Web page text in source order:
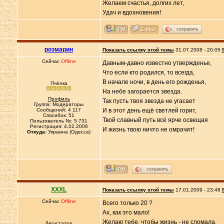
Желаем счастья, долгих лет,
Удач и вдохновения!
сохранить
розмарин Показать ссылку этой темы 31.07.2008 - 20:05
Сейчас Offline
Пчёлка
Профиль
Группа: Модераторы
Сообщений: 4 117
Спасибок: 51
Пользователь №: 5 731
Регистрация: 4.02.2006
Откуда: Украина (Одесса)
Давным-давно известно утвержденье,
Что если кто родился, то всегда,
В начале ночи, в день его рожденья,
Hа небе загорается звезда.
Так пусть твоя звезда не угасает
И в этот день ещё светлей горит,
Твой славный путь всё ярче освещая
И жизнь твою ничто не омрачит!
сохранить
XXXL Показать ссылку этой темы 17.01.2009 - 23:48
Сейчас Offline
Всего только 20 ?
Ах, как это мало!
Желаю тебе, чтобы жизнь - не сломала,